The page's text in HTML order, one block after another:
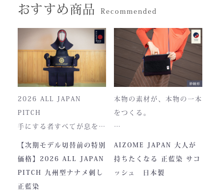
おすすめ商品 Recommended
2026 ALL JAPAN
PITCH
手にする者すべてが息をの
む、現代剣道具の頂点。一
度着けた者にしかわからな
い、“本物”の存在感。ALL
JAPAN PITCHは、全国の
【次期モデル切替前の特別
価格】2026 ALL JAPAN
PITCH 九州型ナナメ刺し
正藍染
本物の素材が、本物の一本
をつくる。
本製品は、日本が誇る伝統
素材「正藍染生地」を使用
し、熊本の製作拠点にて一
AIZOME JAPAN 大人が
持ちたくなる 正藍染 サコ
ッシュ 日本製